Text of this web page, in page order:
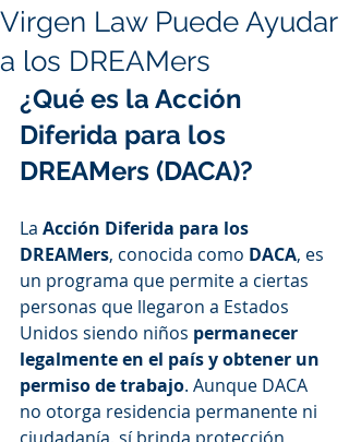
Virgen Law Puede Ayudar
a los DREAMers
¿Qué es la Acción
Diferida para los
DREAMers (DACA)?
La Acción Diferida para los
DREAMers, conocida como DACA, es
un programa que permite a ciertas
personas que llegaron a Estados
Unidos siendo niños permanecer
legalmente en el país y obtener un
permiso de trabajo. Aunque DACA
no otorga residencia permanente ni